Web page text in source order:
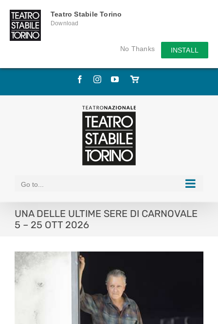
Teatro Stabile Torino
Download
No Thanks INSTALL
Skip
FacebookInstagramYouTube
Store
Go to...
UNA DELLE ULTIME SERE DI CARNOVALE
5 – 25 OTT 2026